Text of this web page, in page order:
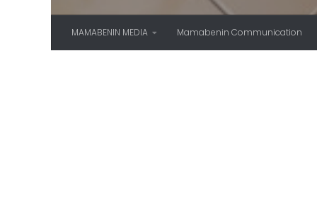
MAMABENIN MEDIA Mamabenin Communication